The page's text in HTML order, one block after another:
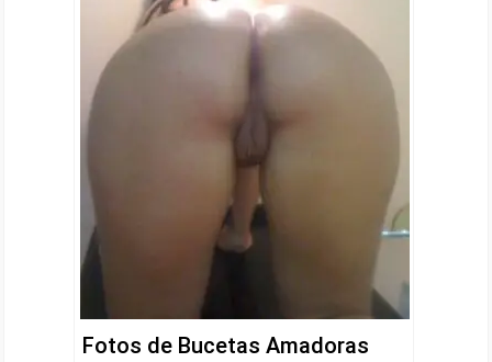
Fotos de Bucetas Amadoras